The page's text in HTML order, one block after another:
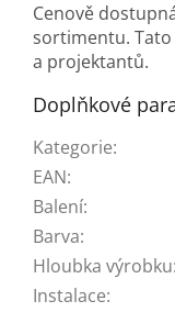
Cenově
sortimentu.
a projektantů.
Doplňkové
Kategorie:
EAN:
Balení:
Barva:
Hloubka výrobku:
Instalace: